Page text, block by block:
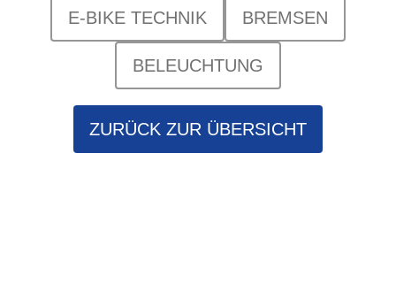
E-BIKE TECHNIK BREMSEN
BELEUCHTUNG
ZURÜCK ZUR ÜBERSICHT